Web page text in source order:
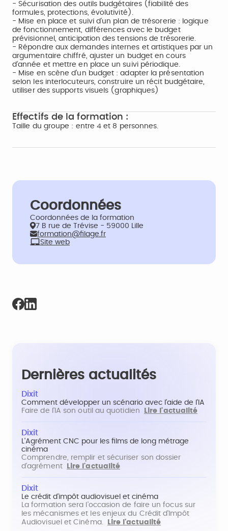
- Sécurisation des outils budgétaires (fiabilité des
formules, protections, évolutivité).
- Mise en place et suivi d’un plan de trésorerie : logique
de fonctionnement, différences avec le budget
prévisionnel, anticipation des tensions de trésorerie.
- Répondre aux demandes internes et artistiques par un
argumentaire chiffré, ajuster un budget en cours
d’année et mettre en place un suivi périodique.
- Mise en scène d’un budget : adapter la présentation
selon les interlocuteurs, construire un récit budgétaire,
utiliser des supports visuels (graphiques)
Effectifs de la formation :
Taille du groupe : entre 4 et 8 personnes.
Coordonnées
Coordonnées de la formation
7 B rue de Trévise - 59000 Lille
formation@filage.fr
Site web
Dernières actualités
Dixit
Comment développer un scénario avec l'aide de l'IA
Faire de l'IA son outil au quotidien
Lire l'actualité
Dixit
L'Agrément CNC pour les films de long métrage
cinéma
Comprendre, remplir et sécuriser son dossier
d'agrément
Lire l'actualité
Dixit
Le crédit d'impôt audiovisuel et cinéma
La formation sera l'occasion de faire un focus sur
les mécanismes et les enjeux du Crédit d'Impôt
Audiovisuel et Cinéma.
Lire l'actualité